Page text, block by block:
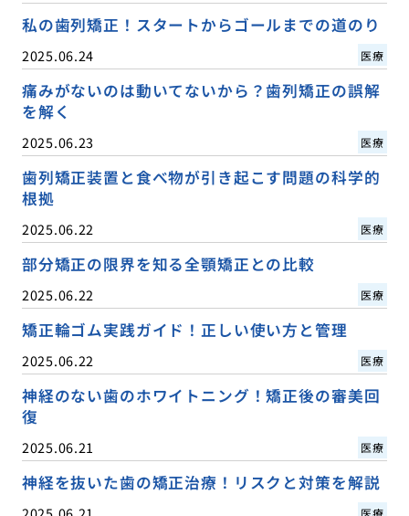
私の歯列矯正！スタートからゴールまでの道のり
2025.06.24 医療
痛みがないのは動いてないから？歯列矯正の誤解
を解く
2025.06.23 医療
歯列矯正装置と食べ物が引き起こす問題の科学的
根拠
2025.06.22 医療
部分矯正の限界を知る全顎矯正との比較
2025.06.22 医療
矯正輪ゴム実践ガイド！正しい使い方と管理
2025.06.22 医療
神経のない歯のホワイトニング！矯正後の審美回
復
2025.06.21 医療
神経を抜いた歯の矯正治療！リスクと対策を解説